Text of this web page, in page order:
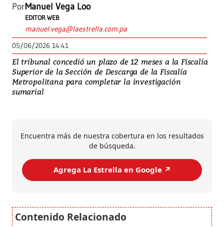
PorManuel Vega Loo
EDITOR WEB
manuel.vega@laestrella.com.pa
05/06/2026 14:41
El tribunal concedió un plazo de 12 meses a la Fiscalía
Superior de la Sección de Descarga de la Fiscalía
Metropolitana para completar la investigación
sumarial
Encuentra más de nuestra cobertura en los resultados
de búsqueda.
Agrega La Estrella en Google ↗️